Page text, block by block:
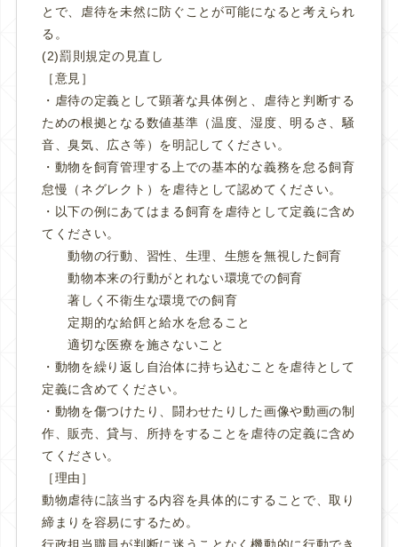
とで、虐待を未然に防ぐことが可能になると考えられ
る。
(2)罰則規定の見直し
［意見］
・虐待の定義として顕著な具体例と、虐待と判断する
ための根拠となる数値基準（温度、湿度、明るさ、騒
音、臭気、広さ等）を明記してください。
・動物を飼育管理する上での基本的な義務を怠る飼育
怠慢（ネグレクト）を虐待として認めてください。
・以下の例にあてはまる飼育を虐待として定義に含め
てください。
動物の行動、習性、生理、生態を無視した飼育
動物本来の行動がとれない環境での飼育
著しく不衛生な環境での飼育
定期的な給餌と給水を怠ること
適切な医療を施さないこと
・動物を繰り返し自治体に持ち込むことを虐待として
定義に含めてください。
・動物を傷つけたり、闘わせたりした画像や動画の制
作、販売、貸与、所持をすることを虐待の定義に含め
てください。
［理由］
動物虐待に該当する内容を具体的にすることで、取り
締まりを容易にするため。
行政担当職員が判断に迷うことなく機動的に行動でき